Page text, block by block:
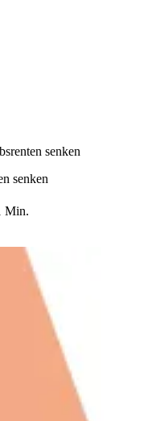
senken
senken
Min.